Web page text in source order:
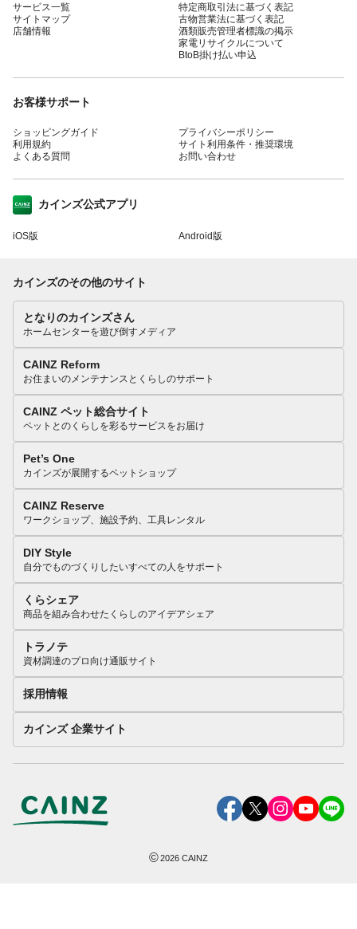
サービス一覧
サイトマップ
店舗情報
特定商取引法に基づく表記
古物営業法に基づく表記
酒類販売管理者標識の掲示
家電リサイクルについて
BtoB掛け払い申込
お客様サポート
ショッピングガイド
利用規約
よくある質問
プライバシーポリシー
サイト利用条件・推奨環境
お問い合わせ
カインズ公式アプリ
iOS版 Android版
カインズのその他のサイト
となりのカインズさん
ホームセンターを遊び倒すメディア
CAINZ Reform
お住まいのメンテナンスとくらしのサポート
CAINZ ペット総合サイト
ペットとのくらしを彩るサービスをお届け
Pet’s One
カインズが展開するペットショップ
CAINZ Reserve
ワークショップ、施設予約、工具レンタル
DIY Style
自分でものづくりしたいすべての人をサポート
くらシェア
商品を組み合わせたくらしのアイデアシェア
トラノテ
資材調達のプロ向け通販サイト
採用情報
カインズ 企業サイト
©2026 CAINZ